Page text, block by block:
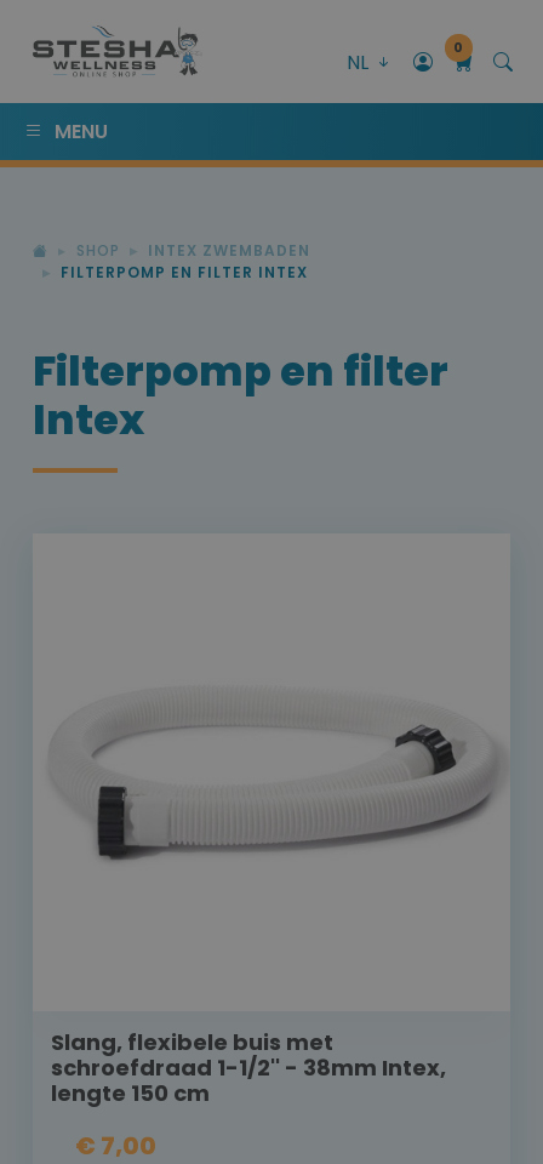
NL
0
MENU
SHOP
INTEX ZWEMBADEN
FILTERPOMP EN FILTER INTEX
Filterpomp en filter
Intex
Slang, flexibele buis met
schroefdraad 1-1/2'' - 38mm Intex,
lengte 150 cm
€ 7,00